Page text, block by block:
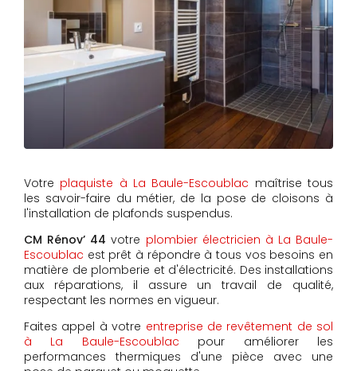
Votre plaquiste à La Baule-Escoublac maîtrise tous
les savoir-faire du métier, de la pose de cloisons à
l'installation de plafonds suspendus.
CM Rénov’ 44 votre plombier électricien à La Baule-
Escoublac est prêt à répondre à tous vos besoins en
matière de plomberie et d'électricité. Des installations
aux réparations, il assure un travail de qualité,
respectant les normes en vigueur.
Faites appel à votre entreprise de revêtement de sol
à La Baule-Escoublac pour améliorer les
performances thermiques d'une pièce avec une